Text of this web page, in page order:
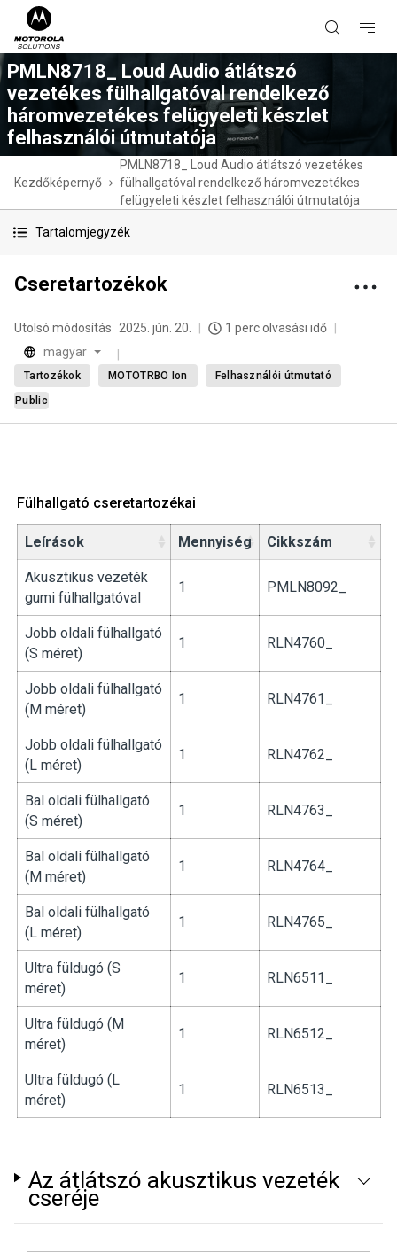
PMLN8718_ Loud Audio átlátszó
vezetékes fülhallgatóval rendelkező
háromvezetékes felügyeleti készlet
felhasználói útmutatója
Kezdőképernyő
PMLN8718_ Loud Audio átlátszó vezetékes
fülhallgatóval rendelkező háromvezetékes
felügyeleti készlet felhasználói útmutatója
Tartalomjegyzék
Cseretartozékok
Utolsó módosítás 2025. jún. 20.
1 perc olvasási idő
magyar
Tartozékok MOTOTRBO Ion
Felhasználói útmutató
Public
Fülhallgató cseretartozékai
Leírások Mennyiség Cikkszám
Akusztikus vezeték
gumi fülhallgatóval
1 PMLN8092_
Jobb oldali fülhallgató
(S méret)
1 RLN4760_
Jobb oldali fülhallgató
(M méret)
1 RLN4761_
Jobb oldali fülhallgató
(L méret)
1 RLN4762_
Bal oldali fülhallgató
(S méret)
1 RLN4763_
Bal oldali fülhallgató
(M méret)
1 RLN4764_
Bal oldali fülhallgató
(L méret)
1 RLN4765_
Ultra füldugó (S
méret)
1 RLN6511_
Ultra füldugó (M
méret)
1 RLN6512_
Ultra füldugó (L
méret)
1 RLN6513_
Az átlátszó akusztikus vezeték
cseréje